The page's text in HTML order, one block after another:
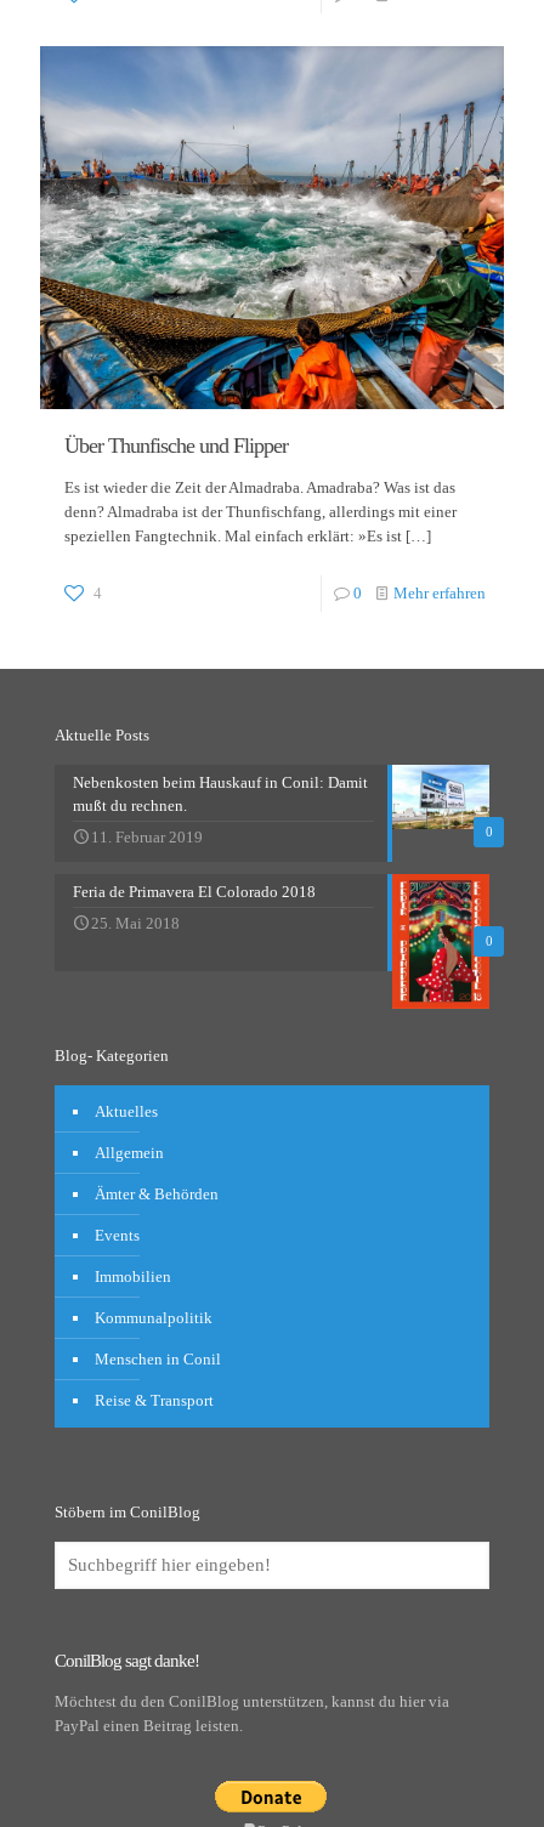
Über Thunfische und Flipper
Es ist wieder die Zeit der Almadraba. Amadraba? Was ist das
denn? Almadraba ist der Thunfischfang, allerdings mit einer
speziellen Fangtechnik. Mal einfach erklärt: »Es ist […]
4 0 Mehr erfahren
Aktuelle Posts
0
Nebenkosten beim Hauskauf in Conil: Damit
mußt du rechnen.
11. Februar 2019
0
Feria de Primavera El Colorado 2018
25. Mai 2018
Blog- Kategorien
Aktuelles
Allgemein
Ämter & Behörden
Events
Immobilien
Kommunalpolitik
Menschen in Conil
Reise & Transport
Stöbern im ConilBlog
ConilBlog sagt danke!
Möchtest du den ConilBlog unterstützen, kannst du hier via
PayPal einen Beitrag leisten.